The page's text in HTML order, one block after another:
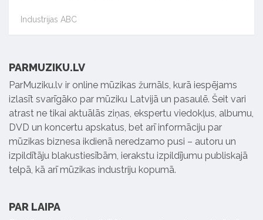
Industrijas ABC
PARMUZIKU.LV
ParMuziku.lv ir online mūzikas žurnāls, kurā iespējams
izlasīt svarīgāko par mūziku Latvijā un pasaulē. Šeit vari
atrast ne tikai aktuālās ziņas, ekspertu viedokļus, albumu,
DVD un koncertu apskatus, bet arī informāciju par
mūzikas biznesa ikdienā neredzamo pusi – autoru un
izpildītāju blakustiesībām, ierakstu izpildījumu publiskajā
telpā, kā arī mūzikas industriju kopumā.
PAR LAIPA